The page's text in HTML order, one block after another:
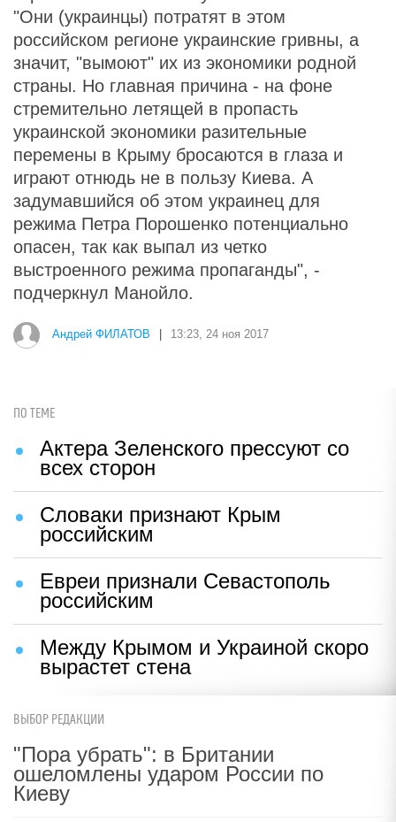
"Они (украинцы) потратят в этом
российском регионе украинские гривны, а
значит, "вымоют" их из экономики родной
страны. Но главная причина - на фоне
стремительно летящей в пропасть
украинской экономики разительные
перемены в Крыму бросаются в глаза и
играют отнюдь не в пользу Киева. А
задумавшийся об этом украинец для
режима Петра Порошенко потенциально
опасен, так как выпал из четко
выстроенного режима пропаганды", -
подчеркнул Манойло.
Андрей ФИЛАТОВ 13:23, 24 ноя 2017
ПО ТЕМЕ
Актера Зеленского прессуют со
всех сторон
Словаки признают Крым
российским
Евреи признали Севастополь
российским
Между Крымом и Украиной скоро
вырастет стена
ВЫБОР РЕДАКЦИИ
"Пора убрать": в Британии
ошеломлены ударом России по
Киеву